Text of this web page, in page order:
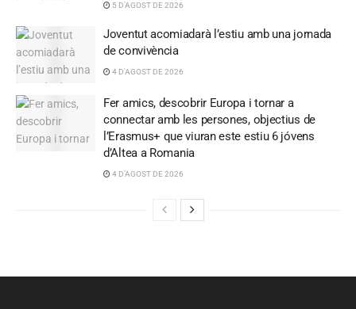
5 D'AGOST DE 2026
Joventut acomiadarà l’estiu amb una jornada
de convivència
4 D'AGOST DE 2026
Fer amics, descobrir Europa i tornar a
connectar amb les persones, objectius de
l’Erasmus+ que viuran este estiu 6 jóvens
d’Altea a Romania
4 D'AGOST DE 2026